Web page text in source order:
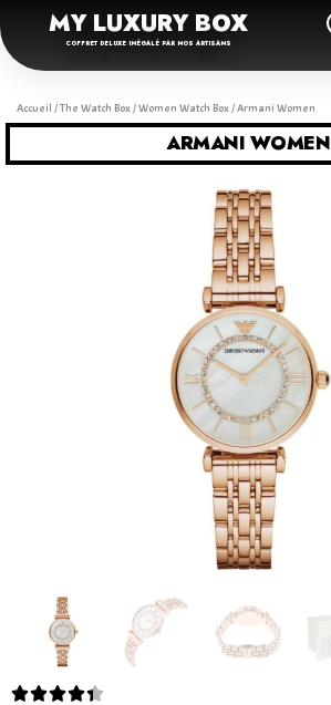
MY LUXURY BOX
COFFRET DELUXE INÉGALÉ PAR NOS ARTISANS
Accueil /The Watch Box/Women Watch Box/ Armani Women
ARMANI WOMEN
